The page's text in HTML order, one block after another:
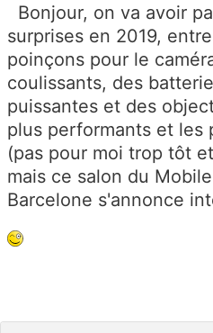
Bonjour, on va avoir
surprises en 2019,
poinçons pour le
coulissants, des
puissantes et des
plus performants et les
(pas pour moi trop tôt
mais ce salon du
Barcelone s'annonce